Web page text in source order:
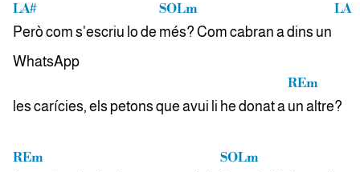
LA#
Però com s'escriu lo de
SOLm
més? Com cabran a dins un
LA
WhatsApp
les carícies, els petons que avui li he donat a
REm
un altre?
REm
SOLm